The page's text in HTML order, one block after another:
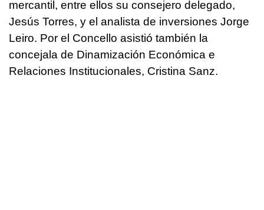
mercantil, entre ellos su consejero delegado,
Jesús Torres, y el analista de inversiones Jorge
Leiro. Por el Concello asistió también la
concejala de Dinamización Económica e
Relaciones Institucionales, Cristina Sanz.